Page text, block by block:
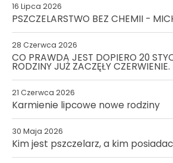
16 Lipca 2026
PSZCZELARSTWO BEZ CHEMII -
28 Czerwca 2026
CO PRAWDA JEST DOPIERO 20
RODZINY JUŻ ZACZĘŁY CZERWIENIE.
21 Czerwca 2026
Karmienie lipcowe nowe rodziny
30 Maja 2026
Kim jest pszczelarz, a kim